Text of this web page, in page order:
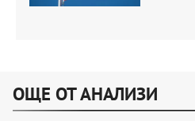
ОЩЕ ОТ АНАЛИЗИ